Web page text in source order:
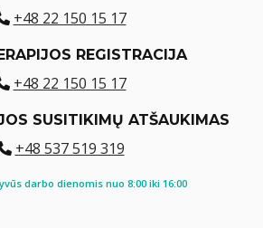
+48 22 150 15 17
REGISTRACIJA
+48 22 150 15 17
SUSITIKIMŲ ATŠAUKIMAS
+48 537 519 319
darbo dienomis nuo 8:00 iki 16:00